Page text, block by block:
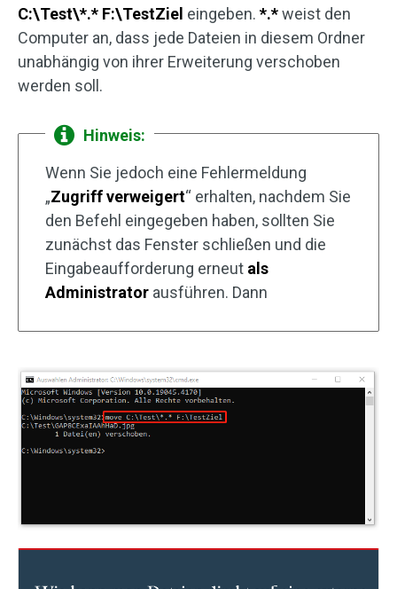
C:\Test\*.* F:\TestZiel eingeben. *.*weist den
Computer an, dass jede Dateien in diesem Ordner
unabhängig von ihrer Erweiterung verschoben
werden soll.
Hinweis:
Wenn Sie jedoch eine Fehlermeldung
„Zugriff verweigert“ erhalten, nachdem Sie
den Befehl eingegeben haben, sollten Sie
zunächst das Fenster schließen und die
Eingabeaufforderung erneut als
Administrator ausführen. Dann